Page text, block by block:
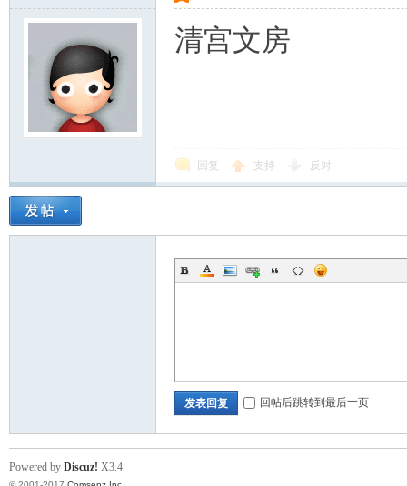
清宫文房
回复 支持 反对
发表回复 回帖后跳转到最后一页
Powered by Discuz! X3.4